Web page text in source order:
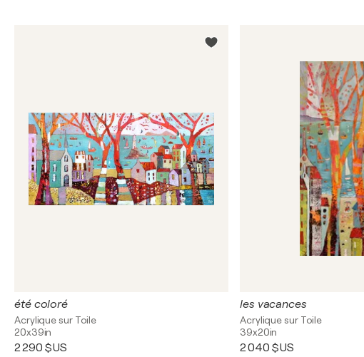
été coloré
Acrylique sur Toile
20x39in
2 290 $US
les vacances
Acrylique sur Toile
39x20in
2 040 $US